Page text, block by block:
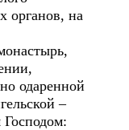
органов, на
одаренной
–
Господом: